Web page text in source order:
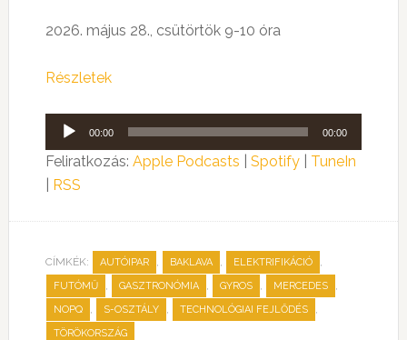
2026. május 28., csütörtök 9-10 óra
Részletek
Audió
lejátszó
00:00 00:00
Feliratkozás: Apple Podcasts Spotify| TuneIn
RSS
CÍMKÉK: AUTÓIPAR , BAKLAVA , ELEKTRIFIKÁCIÓ ,
FUTÓMŰ , GASZTRONÓMIA , GYROS , MERCEDES ,
NOPQ , S-OSZTÁLY , TECHNOLÓGIAI FEJLŐDÉS ,
TÖRÖKORSZÁG